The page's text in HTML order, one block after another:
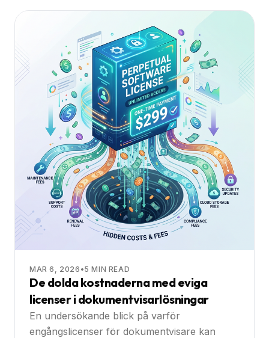
MAR 6, 2026 •5 MIN READ
De dolda kostnaderna med eviga
licenser i dokumentvisarlösningar
En undersökande blick på varför
engångslicenser för dokumentvisare kan